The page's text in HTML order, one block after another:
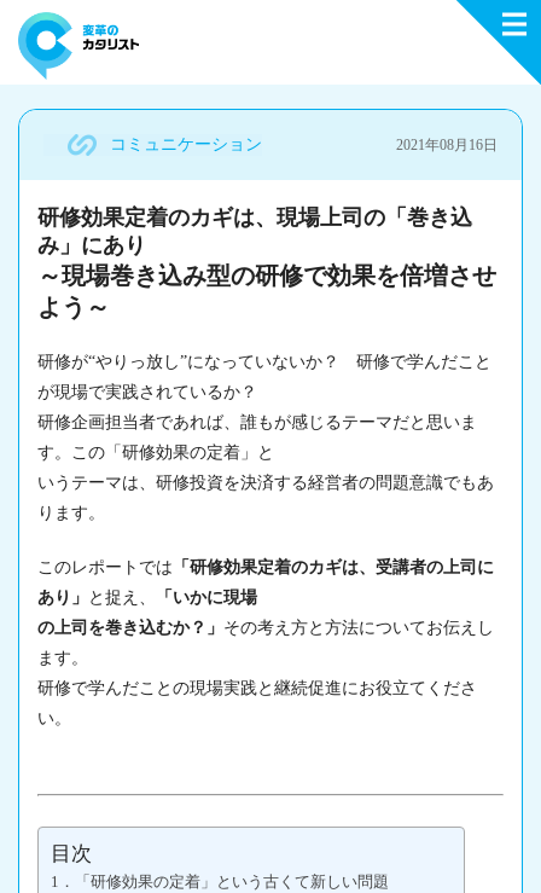
コミュニケーション 2021年08月16日
研修効果定着のカギは、現場上司の「巻き込
み」にあり
～現場巻き込み型の研修で効果を倍増させ
よう～
研修が“やりっ放し”になっていないか？ 研修で学んだこと
が現場で実践されているか？
研修企画担当者であれば、誰もが感じるテーマだと思いま
す。この「 研修効果の定着 」と
いうテーマは、研修投資を決済する経営者の問題意識でもあ
ります。
このレポートでは 「 研修効果定着のカギは、受講者の上司に
あり」 と捉え、 「いかに現場
の上司を巻き込むか？」 その考え方と方法についてお伝えし
ます。
研修で学んだことの現場実践と継続促進にお役立てくださ
い。
目次
1．「研修効果の定着」という古くて新しい問題